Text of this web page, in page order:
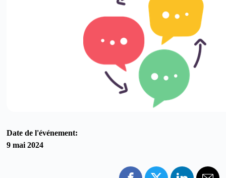
Date de l'événement:
9 mai 2024